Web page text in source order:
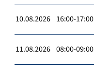
10.08.2026 16:00-17:00
11.08.2026 08:00-09:00